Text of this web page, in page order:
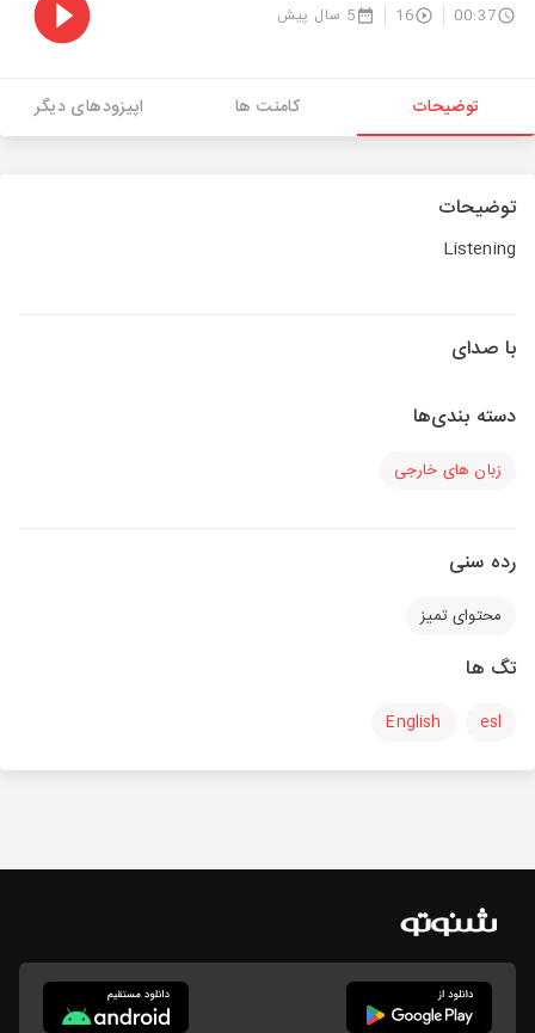
00:37
16 5 سال پیش
توضیحات کامنت ها اپیزودهای دیگر
توضیحات
Listening
با صدای
دسته بندی‌ها
زبان های خارجی
رده سنی
محتوای تمیز
تگ ها
esl
English